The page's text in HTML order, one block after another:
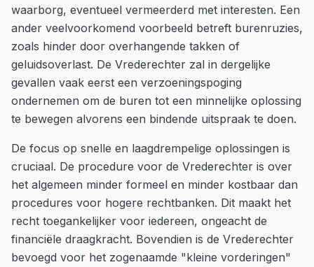
waarborg, eventueel vermeerderd met interesten. Een
ander veelvoorkomend voorbeeld betreft burenruzies,
zoals hinder door overhangende takken of
geluidsoverlast. De Vrederechter zal in dergelijke
gevallen vaak eerst een verzoeningspoging
ondernemen om de buren tot een minnelijke oplossing
te bewegen alvorens een bindende uitspraak te doen.
De focus op snelle en laagdrempelige oplossingen is
cruciaal. De procedure voor de Vrederechter is over
het algemeen minder formeel en minder kostbaar dan
procedures voor hogere rechtbanken. Dit maakt het
recht toegankelijker voor iedereen, ongeacht de
financiële draagkracht. Bovendien is de Vrederechter
bevoegd voor het zogenaamde "kleine vorderingen"